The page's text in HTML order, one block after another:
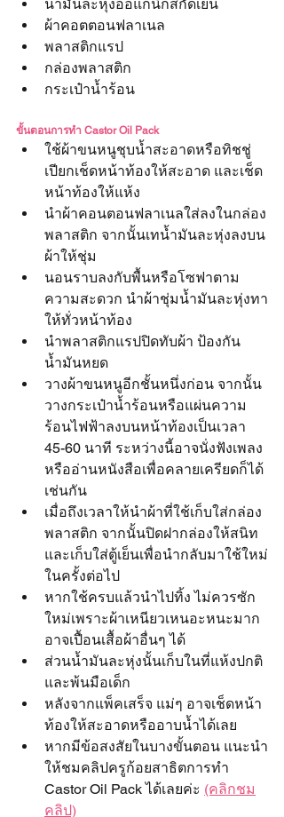
น้ำมันละหุ่งออแกนิกสกัดเย็น
ผ้าคอตตอนฟลาเนล
พลาสติกแรป
กล่องพลาสติก
กระเป๋าน้ำร้อน
ขั้นตอนการทำ Castor Oil Pack
ใช้ผ้าขนหนูชุบน้ำสะอาดหรือทิชชู่
เปียกเช็ดหน้าท้องให้สะอาด และเช็ด
หน้าท้องให้แห้ง
นำผ้าคอนตอนฟลาเนลใส่ลงในกล่อง
พลาสติก จากนั้นเทน้ำมันละหุ่งลงบน
ผ้าให้ชุ่ม
นอนราบลงกับพื้นหรือโซฟาตาม
ความสะดวก นำผ้าชุ่มน้ำมันละหุ่งทา
ให้ทั่วหน้าท้อง
นำพลาสติกแรปปิดทับผ้า ป้องกัน
น้ำมันหยด
วางผ้าขนหนูอีกชั้นหนึ่งก่อน จากนั้น
วางกระเป๋าน้ำร้อนหรือแผ่นความ
ร้อนไฟฟ้าลงบนหน้าท้องเป็นเวลา
45-60 นาที ระหว่างนี้อาจนั่งฟังเพลง
หรืออ่านหนังสือเพื่อคลายเครียดก็ได้
เช่นกัน
เมื่อถึงเวลาให้นำผ้าที่ใช้เก็บใส่กล่อง
พลาสติก จากนั้นปิดฝากล่องให้สนิท
และเก็บใส่ตู้เย็นเพื่อนำกลับมาใช้ใหม่
ในครั้งต่อไป
หากใช้ครบแล้วนำไปทิ้ง ไม่ควรซัก
ใหม่เพราะผ้าเหนียวเหนอะหนะมาก
อาจเปื้อนเสื้อผ้าอื่นๆ ได้
ส่วนน้ำมันละหุ่งนั้นเก็บในที่แห้งปกติ
และพ้นมือเด็ก
หลังจากแพ็คเสร็จ แม่ๆ อาจเช็ดหน้า
ท้องให้สะอาดหรืออาบน้ำได้เลย
หากมีข้อสงสัยในบางขั้นตอน แนะนำ
ให้ชมคลิปครูก้อยสาธิตการทำ
Castor Oil Pack ได้เลยค่ะ (คลิกชม
คลิป)